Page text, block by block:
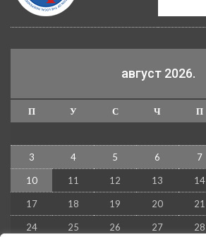
август 2026.
П У С Ч П
3 4 5 6 7
10 11 12 13 14
17 18 19 20 21
24 25 26 27 28